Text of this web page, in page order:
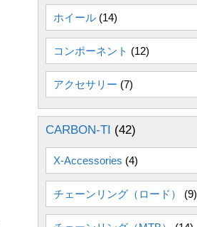
ホイール (14)
コンポーネント (12)
アクセサリー (7)
CARBON-TI (42)
X-Accessories (4)
チェーンリング（ロード） (9)